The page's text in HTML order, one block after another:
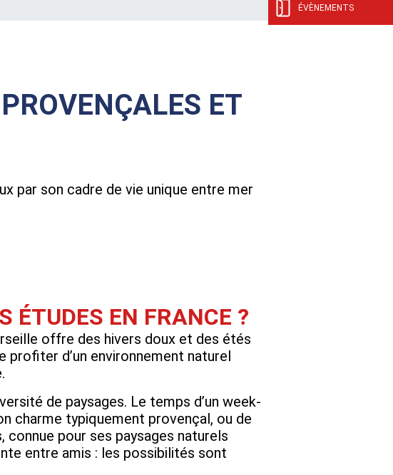
ÉVÈNEMENTS
ET
par son cadre de vie unique entre mer
ÉTUDES EN FRANCE ?
offre des hivers doux et des étés
d’un environnement naturel
de paysages. Le temps d’un week-
charme typiquement provençal, ou de
pour ses paysages naturels
entre amis : les possibilités sont